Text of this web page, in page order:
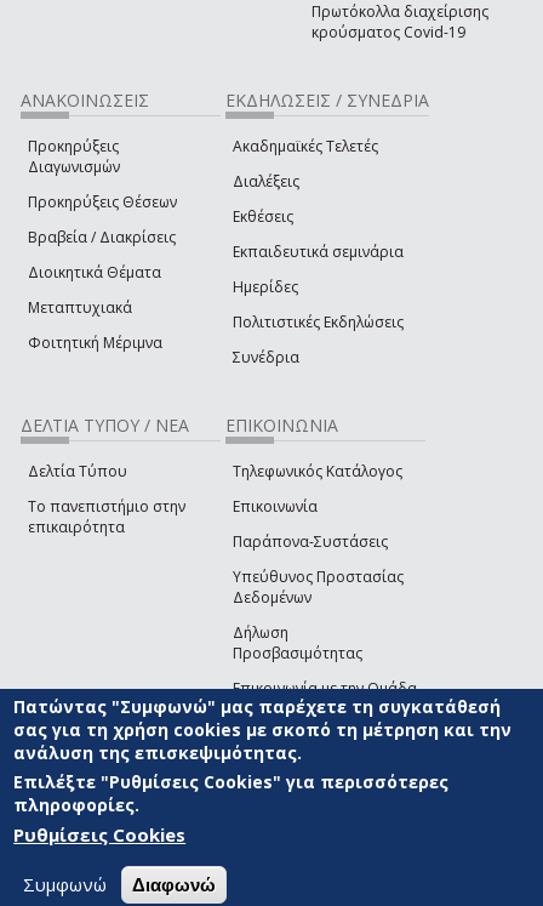
Πρωτόκολλα διαχείρισης
κρούσματος Covid-19
ΑΝΑΚΟΙΝΩΣΕΙΣ
Προκηρύξεις
Διαγωνισμών
Προκηρύξεις Θέσεων
Βραβεία / Διακρίσεις
Διοικητικά Θέματα
Μεταπτυχιακά
Φοιτητική Μέριμνα
ΕΚΔΗΛΩΣΕΙΣ / ΣΥΝΕΔΡΙΑ
Ακαδημαϊκές Τελετές
Διαλέξεις
Εκθέσεις
Εκπαιδευτικά σεμινάρια
Ημερίδες
Πολιτιστικές Εκδηλώσεις
Συνέδρια
ΔΕΛΤΙΑ ΤΥΠΟΥ / ΝΕΑ
Δελτία Τύπου
Το πανεπιστήμιο στην
επικαιρότητα
ΕΠΙΚΟΙΝΩΝΙΑ
Τηλεφωνικός Κατάλογος
Επικοινωνία
Παράπονα-Συστάσεις
Υπεύθυνος Προστασίας
Δεδομένων
Δήλωση
Προσβασιμότητας
Επικοινωνία με την Ομάδα
Ανάπτυξης του site(link sends e-mail)
© ΠΑΝΕΠΙΣΤΗΜΙΟ ΑΙΓΑΙΟΥ ΟΡΟΙ ΧΡΗΣΗΣ
ΑΝΑΠΤΥΞΗΣ
Πατώντας "Συμφωνώ" μας παρέχετε τη συγκατάθεσή
σας για τη χρήση cookies με σκοπό τη μέτρηση και την
ανάλυση της επισκεψιμότητας.
Επιλέξτε "Ρυθμίσεις Cookies" για περισσότερες
πληροφορίες.
Ρυθμίσεις Cookies
Συμφωνώ Διαφωνώ